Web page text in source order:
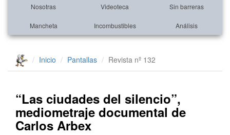
Nosotras Videoteca Sin barreras
Mancheta Incombustibles Análisis
Inicio Pantallas Revista nº 132
“Las ciudades del silencio”,
mediometraje documental de
Carlos Arbex